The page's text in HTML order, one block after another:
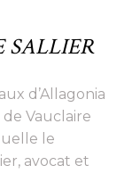
SALLIER
d’Allagonia
Vauclaire
le
avocat et